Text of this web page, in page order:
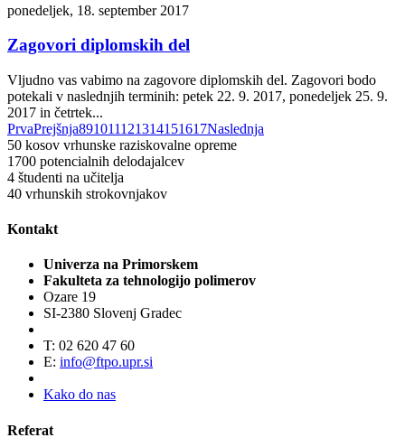
ponedeljek, 18. september 2017
Zagovori diplomskih del
Vljudno vas vabimo na zagovore diplomskih del. Zagovori bodo
potekali v naslednjih terminih: petek 22. 9. 2017, ponedeljek 25. 9.
2017 in četrtek...
PrvaPrejšnja891011121314151617Naslednja
50 kosov vrhunske raziskovalne opreme
1700 potencialnih delodajalcev
4 študenti na učitelja
40 vrhunskih strokovnjakov
Kontakt
Univerza na Primorskem
Fakulteta za tehnologijo polimerov
Ozare 19
SI-2380 Slovenj Gradec
T: 02 620 47 60
E: info@ftpo.upr.si
Kako do nas
Referat